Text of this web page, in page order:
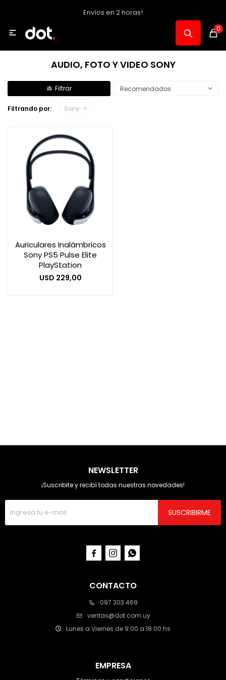
Envíos en 2 horas!
0

AUDIO, FOTO Y VIDEO SONY
Recomendados
Filtrando por: Sony
Auriculares Inalámbricos
Sony PS5 Pulse Elite
PlayStation
USD 229,00
CONTACTO
097 303 469
ventas@dot.com.uy
Lunes a Viernes de 9:00 a 18:00 hs
EMPRESA
NEWSLETTER
¡Suscribite y recibí todas nuestras novedades!
SUSCRIBIRME
  
Notebooks y PC
Informática
Audio, Foto y Video
Consolas y Accesorios
Smart Home